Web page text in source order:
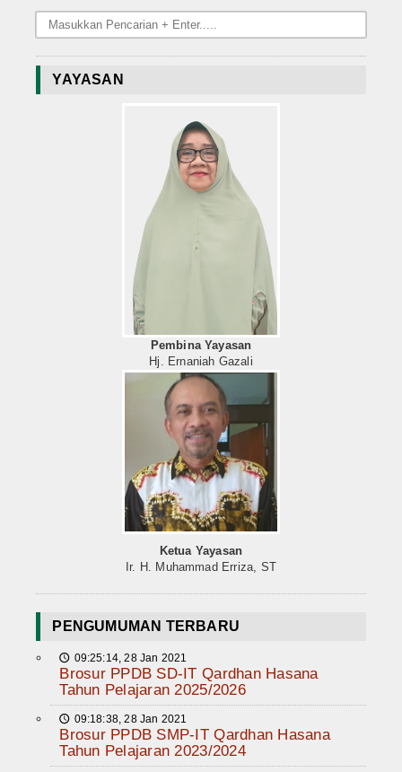
YAYASAN
Pembina Yayasan
Hj. Ernaniah Gazali
Ketua Yayasan
Ir. H. Muhammad Erriza, ST
PENGUMUMAN TERBARU
🕔 09:25:14, 28 Jan 2021
Brosur PPDB SD-IT Qardhan Hasana
Tahun Pelajaran 2025/2026
🕔 09:18:38, 28 Jan 2021
Brosur PPDB SMP-IT Qardhan Hasana
Tahun Pelajaran 2023/2024